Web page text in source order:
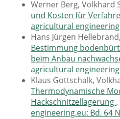
Werner Berg, Volkhard
und Kosten für
agricultural
Hans Jürgen
Bestimmung
beim Anbau
agricultural
Klaus Gottschalk,
Thermodynamische
Hackschnitzellagerung,
engineering.eu: Bd. 64